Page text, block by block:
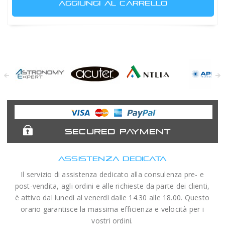
AGGIUNGI AL CARRELLO
Expert
Telescopes
SECURED PAYMENT
ASSISTENZA DEDICATA
Il servizio di assistenza dedicato alla consulenza pre- e
post-vendita, agli ordini e alle richieste da parte dei clienti,
è attivo dal lunedì al venerdì dalle 14.30 alle 18.00. Questo
orario garantisce la massima efficienza e velocità per i
vostri ordini.